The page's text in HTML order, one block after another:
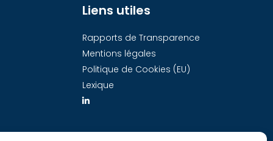
Liens utiles
Rapports de Transparence
Mentions légales
Politique de Cookies (EU)
Lexique